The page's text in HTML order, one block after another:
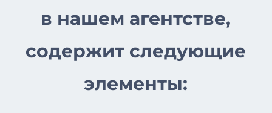
в нашем агентстве,
содержит следующие
элементы: